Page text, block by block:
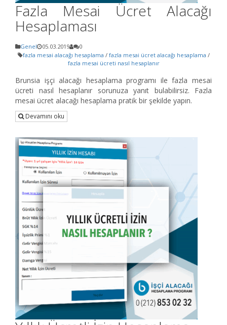
Fazla Mesai Ücret Alacağı
Hesaplaması
Genel 05.03.2019
0
fazla mesai alacağı hesaplama / fazla mesai ücret alacağı hesaplama /
fazla mesai ücreti nasıl hesaplanır
Brunsia işçi alacağı hesaplama programı ile fazla mesai
ücreti nasıl hesaplanır sorunuza yanıt bulabilirsiz. Fazla
mesai ücret alacağı hesaplama pratik bir şekilde yapın.
Devamını oku